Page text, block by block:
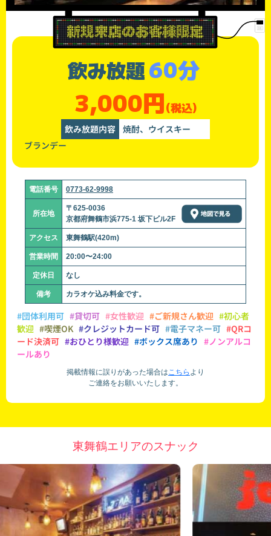
飲み放題60分
3,000円(税込)
飲み放題内容 焼酎、ウイスキー
ブランデー
電話番号 0773-62-9998
所在地
〒625-0036
京都府舞鶴市浜775-1 坂下ビル2F
アクセス 東舞鶴駅(420m)
営業時間 20:00〜24:00
定休日 なし
備考 カラオケ込み料金です。
#団体利用可 #貸切可 #女性歓迎 #ご新規さん歓迎 #初心者
歓迎 #喫煙OK #クレジットカード可 #電子マネー可 #QRコ
ード決済可 #おひとり様歓迎 #ボックス席あり #ノンアルコ
ールあり
掲載情報に誤りがあった場合はこちら より
ご連絡をお願いいたします。
東舞鶴エリアのスナック